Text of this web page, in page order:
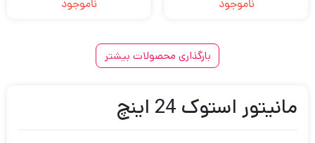
ناموجود ناموجود
2
3
4
بارگذاری محصولات بیشتر
مانیتور استوک 24 اینچ